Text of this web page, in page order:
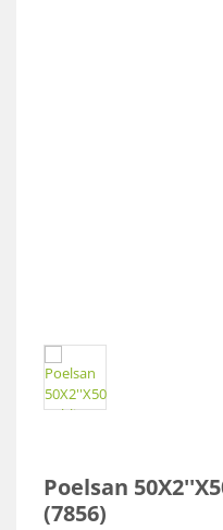
Poelsan
(7856)
Elektrikli Vinç
Gravür Sistemi
Kırıcılar ve Kırıcı Deliciler
Koyun Kırkma